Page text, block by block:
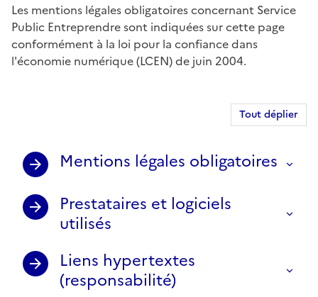
Les mentions légales obligatoires concernant Service
Public Entreprendre sont indiquées sur cette page
conformément à la loi pour la confiance dans
l'économie numérique (LCEN) de juin 2004.
Tout déplier
Mentions légales obligatoires
Prestataires et logiciels
utilisés
Liens hypertextes
(responsabilité)